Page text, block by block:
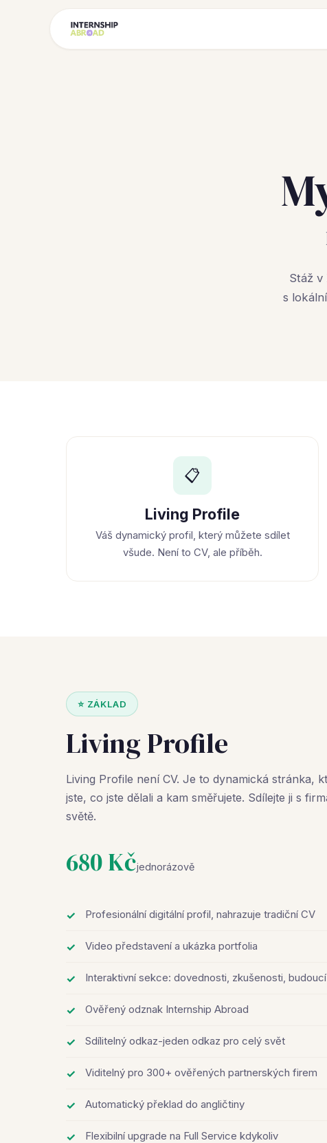
Stáž v
s
📋
Living Profile
Váš dynamický profil, který můžete sdílet
všude. Není to CV, ale příběh.
⭐ ZÁKLAD
Living Profile
Living Profile není CV. Je to dynamická stránka,
jste, co jste dělali a kam směřujete. Sdílejte ji s
světě.
680 Kčjednorázově
Profesionální digitální profil, nahrazuje tradiční CV
Video představení a ukázka portfolia
Interaktivní sekce: dovednosti, zkušenosti,
Ověřený odznak Internship Abroad
Sdílitelný odkaz-jeden odkaz pro celý svět
Viditelný pro 300+ ověřených partnerských firem
Automatický překlad do angličtiny
Flexibilní upgrade na Full Service kdykoliv